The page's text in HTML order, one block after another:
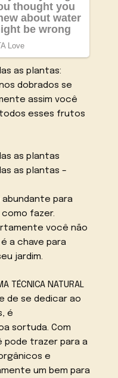
as plantas:
dobrados se
assim você
esses frutos
as plantas
as plantas –
para
como fazer.
você não
a chave para
jardim.
TÉCNICA NATURAL
de se dedicar ao
é
sortuda. Com
pode trazer para a
e
um bem para